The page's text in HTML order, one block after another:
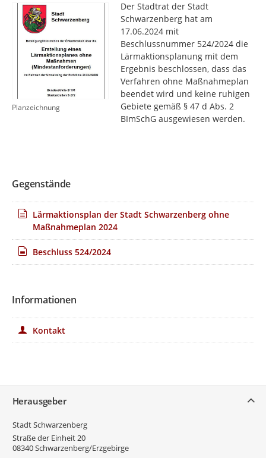
Planzeichnung
Der Stadtrat der Stadt
Schwarzenberg hat am
17.06.2024 mit
Beschlussnummer 524/2024 die
Lärmaktionsplanung mit dem
Ergebnis beschlossen, dass das
Verfahren ohne Maßnahmeplan
beendet wird und keine ruhigen
Gebiete gemäß § 47 d Abs. 2
BImSchG ausgewiesen werden.
Gegenstände
Lärmaktionsplan der Stadt Schwarzenberg ohne
Maßnahmeplan 2024
Beschluss 524/2024
Informationen
Kontakt
Herausgeber
Stadt Schwarzenberg
Straße der Einheit 20
08340Schwarzenberg/Erzgebirge